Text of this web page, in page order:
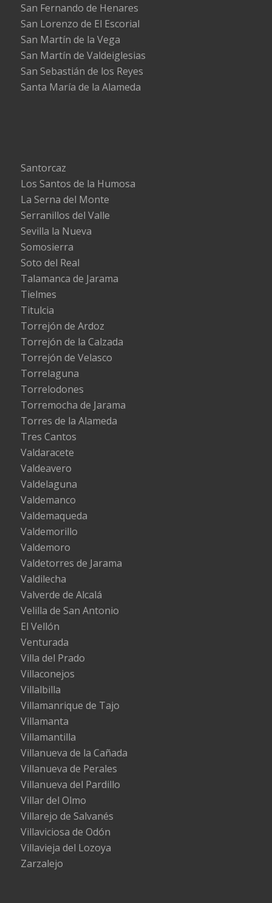
San Fernando de Henares
San Lorenzo de El Escorial
San Martín de la Vega
San Martín de Valdeiglesias
San Sebastián de los Reyes
Santa María de la Alameda
Santorcaz
Los Santos de la Humosa
La Serna del Monte
Serranillos del Valle
Sevilla la Nueva
Somosierra
Soto del Real
Talamanca de Jarama
Tielmes
Titulcia
Torrejón de Ardoz
Torrejón de la Calzada
Torrejón de Velasco
Torrelaguna
Torrelodones
Torremocha de Jarama
Torres de la Alameda
Tres Cantos
Valdaracete
Valdeavero
Valdelaguna
Valdemanco
Valdemaqueda
Valdemorillo
Valdemoro
Valdetorres de Jarama
Valdilecha
Valverde de Alcalá
Velilla de San Antonio
El Vellón
Venturada
Villa del Prado
Villaconejos
Villalbilla
Villamanrique de Tajo
Villamanta
Villamantilla
Villanueva de la Cañada
Villanueva de Perales
Villanueva del Pardillo
Villar del Olmo
Villarejo de Salvanés
Villaviciosa de Odón
Villavieja del Lozoya
Zarzalejo